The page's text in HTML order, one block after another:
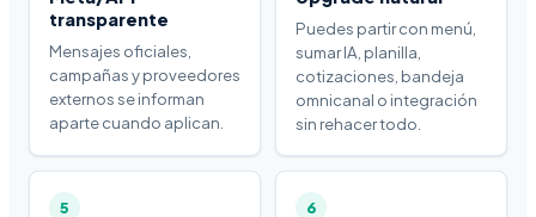
transparente
Mensajes oficiales,
campañas y proveedores
externos se informan
aparte cuando aplican.
Puedes partir con menú,
sumar IA, planilla,
cotizaciones, bandeja
omnicanal o integración
sin rehacer todo.
5 6